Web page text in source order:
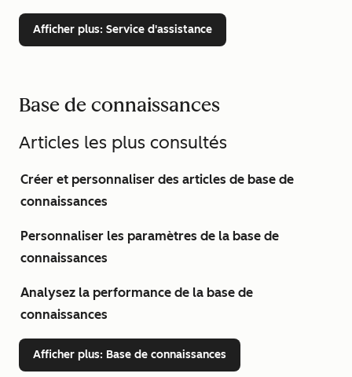
Afficher plus: Service d'assistance
Base de connaissances
Articles les plus consultés
Créer et personnaliser des articles de base de
connaissances
Personnaliser les paramètres de la base de
connaissances
Analysez la performance de la base de
connaissances
Afficher plus: Base de connaissances